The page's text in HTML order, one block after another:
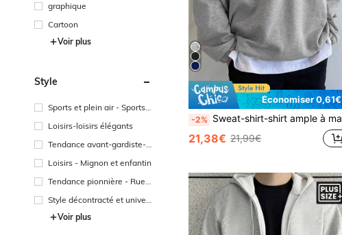
graphique
Cartoon
Voir plus
Style
Sports et plein air - Sports e
Loisirs-loisirs élégants
Tendance avant-gardiste-s
Loisirs - Mignon et enfantin
Tendance pionnière - Rue h
Style décontracté et univer
sitaire
Voir plus
Économiser 0,61€
-2% Sweat-shirt-shirt ample à manches longues, fermeture éclair partielle avant, style décontracté, pour hommes grande taille, automne/hiver
21,38€ 21,99€